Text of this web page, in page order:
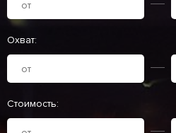
Охват:
Стоимость: